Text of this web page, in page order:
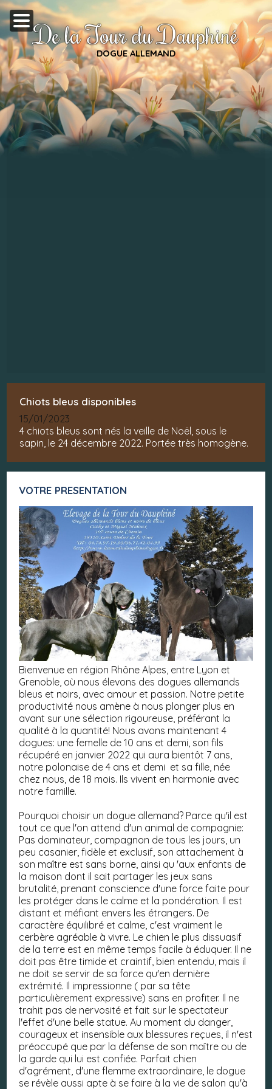
De la Tour du Dauphiné
DOGUE ALLEMAND
Chiots bleus disponibles
15/01/2023
4 chiots bleus sont nés la veille de Noël, sous le
sapin, le 24 décembre 2022. Portée très homogène.
VOTRE PRESENTATION
Bienvenue en région Rhône Alpes, entre Lyon et
Grenoble, où nous élevons des dogues allemands
bleus et noirs, avec amour et passion. Notre petite
productivité nous amène à nous plonger plus en
avant sur une sélection rigoureuse, préférant la
qualité à la quantité! Nous avons maintenant 4
dogues: une femelle de 10 ans et demi, son fils
récupéré en janvier 2022 qui aura bientôt 7 ans,
notre polonaise de 4 ans et demi et sa fille, née
chez nous, de 18 mois. Ils vivent en harmonie avec
notre famille.
Pourquoi choisir un dogue allemand? Parce qu'il est
tout ce que l'on attend d'un animal de compagnie:
Pas dominateur, compagnon de tous les jours, un
peu casanier, fidèle et exclusif, son attachement à
son maître est sans borne, ainsi qu 'aux enfants de
la maison dont il sait partager les jeux sans
brutalité, prenant conscience d'une force faite pour
les protéger dans le calme et la pondération. Il est
distant et méfiant envers les étrangers. De
caractère équilibré et calme, c'est vraiment le
cerbère agréable à vivre. Le chien le plus dissuasif
de la terre est en même temps facile à éduquer. Il ne
doit pas être timide et craintif, bien entendu, mais il
ne doit se servir de sa force qu'en dernière
extrémité. Il impressionne ( par sa tête
particulièrement expressive) sans en profiter. Il ne
trahit pas de nervosité et fait sur le spectateur
l'effet d'une belle statue. Au moment du danger,
courageux et insensible aux blessures reçues, il n'est
préoccupé que par la défense de son maître ou de
la garde qui lui est confiée. Parfait chien
d'agrément, d'une flemme extraordinaire, le dogue
se révèle aussi apte à se faire à la vie de salon qu'à